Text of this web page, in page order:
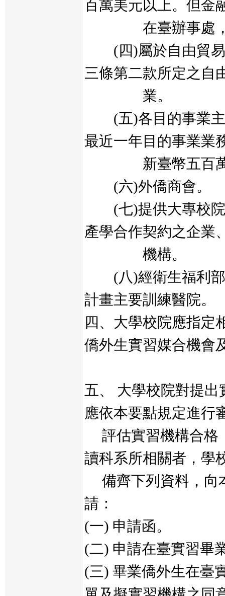
百萬美元以上。但金
在臺辦事處，
(四)屬於自由貿易
三條第二款所定之自
業。
(五)各目的事業主
最近一年目的事業業
新臺幣五百萬
(六)外僑商會。
(七)提供大專校院
產學合作契約之企業
機構。
(八)經衛生福利部
計畫主要訓練醫院。
四、大學校院應指定
僑外生實習媒合機會
五、 大學校院對提
應依本要點規定進行
評估實習機構合格
讀科系所相關者，學
備齊下列資料，向
請：
(一) 申請函。
(二) 申請在臺實習畢
(三) 畢業僑外生在臺